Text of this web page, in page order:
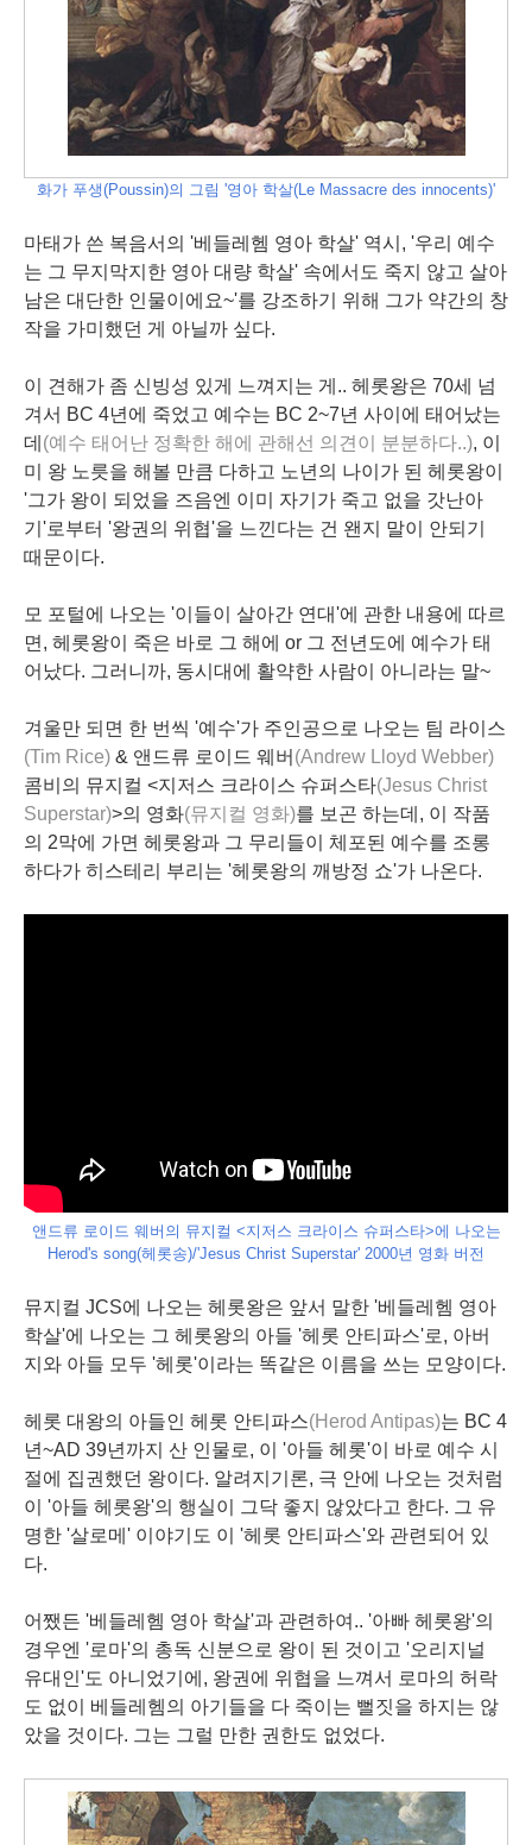
화가 푸생(Poussin)의 그림 '영아 학살(Le Massacre des innocents)'
마태가 쓴 복음서의 '베들레헴 영아 학살' 역시, '우리 예수
는 그 무지막지한 영아 대량 학살' 속에서도 죽지 않고 살아
남은 대단한 인물이에요~'를 강조하기 위해 그가 약간의 창
작을 가미했던 게 아닐까 싶다.
이 견해가 좀 신빙성 있게 느껴지는 게.. 헤롯왕은 70세 넘
겨서 BC 4년에 죽었고 예수는 BC 2~7년 사이에 태어났는
데 (예수 태어난 정확한 해에 관해선 의견이 분분하다..), 이
미 왕 노릇을 해볼 만큼 다하고 노년의 나이가 된 헤롯왕이
'그가 왕이 되었을 즈음엔 이미 자기가 죽고 없을 갓난아
기'로부터 '왕권의 위협'을 느낀다는 건 왠지 말이 안되기
때문이다.
모 포털에 나오는 '이들이 살아간 연대'에 관한 내용에 따르
면, 헤롯왕이 죽은 바로 그 해에 or 그 전년도에 예수가 태
어났다. 그러니까, 동시대에 활약한 사람이 아니라는 말~
겨울만 되면 한 번씩 '예수'가 주인공으로 나오는 팀 라이스
(Tim Rice) & 앤드류 로이드 웨버 (Andrew Lloyd Webber)
콤비의 뮤지컬 <지저스 크라이스 슈퍼스타(Jesus Christ
Superstar)>의 영화(뮤지컬 영화)를 보곤 하는데, 이 작품
의 2막에 가면 헤롯왕과 그 무리들이 체포된 예수를 조롱
하다가 히스테리 부리는 '헤롯왕의 깨방정 쇼'가 나온다.
앤드류 로이드 웨버의 뮤지컬 <지저스 크라이스 슈퍼스타>에 나오는
Herod's song(헤롯송)/'Jesus Christ Superstar' 2000년 영화 버전
뮤지컬 JCS에 나오는 헤롯왕은 앞서 말한 '베들레헴 영아
학살'에 나오는 그 헤롯왕의 아들 '헤롯 안티파스'로, 아버
지와 아들 모두 '헤롯'이라는 똑같은 이름을 쓰는 모양이다.
헤롯 대왕의 아들인 헤롯 안티파스(Herod Antipas)는 BC 4
년~AD 39년까지 산 인물로, 이 '아들 헤롯'이 바로 예수 시
절에 집권했던 왕이다. 알려지기론, 극 안에 나오는 것처럼
이 '아들 헤롯왕'의 행실이 그닥 좋지 않았다고 한다. 그 유
명한 '살로메' 이야기도 이 '헤롯 안티파스'와 관련되어 있
다.
어쨌든 '베들레헴 영아 학살'과 관련하여.. '아빠 헤롯왕'의
경우엔 '로마'의 총독 신분으로 왕이 된 것이고 '오리지널
유대인'도 아니었기에, 왕권에 위협을 느껴서 로마의 허락
도 없이 베들레헴의 아기들을 다 죽이는 뻘짓을 하지는 않
았을 것이다. 그는 그럴 만한 권한도 없었다.